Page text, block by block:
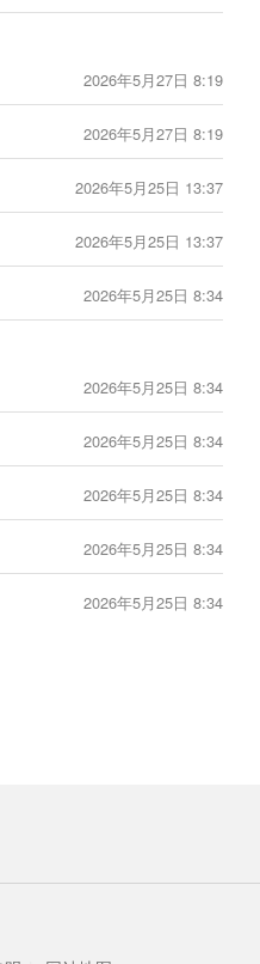
2026年5月27日 8:19
2026年5月27日 8:19
2026年5月25日 13:37
2026年5月25日 13:37
2026年5月25日 8:34
2026年5月25日 8:34
2026年5月25日 8:34
2026年5月25日 8:34
2026年5月25日 8:34
2026年5月25日 8:34